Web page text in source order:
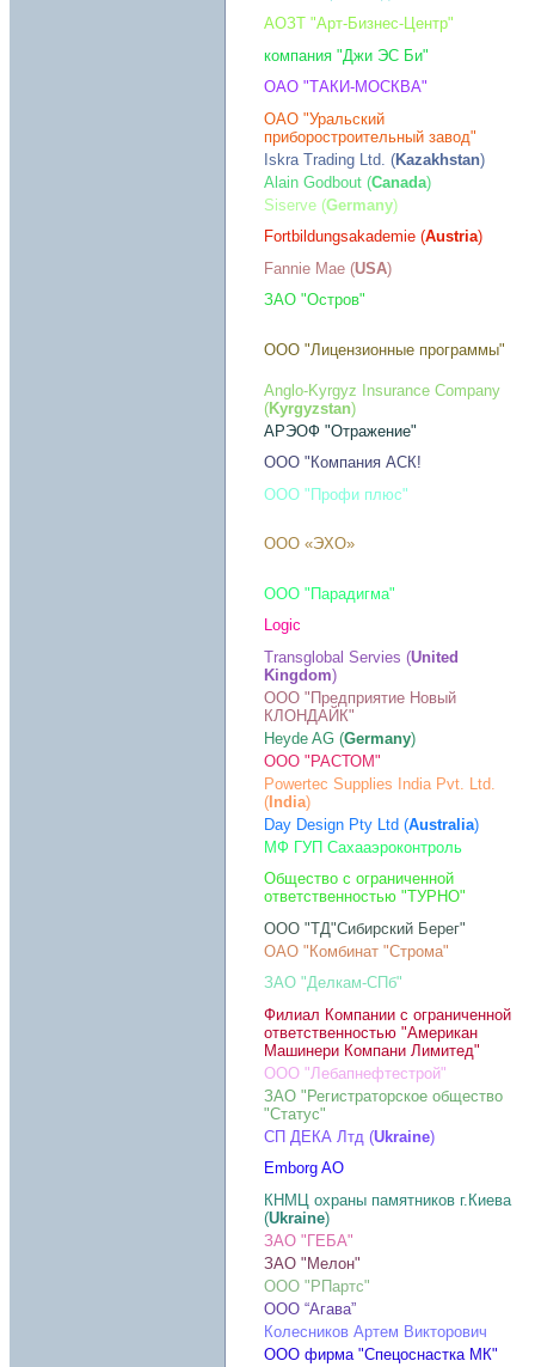
АОЗТ "Арт-Бизнес-Центр"
компания "Джи ЭС Би"
ОАО "ТАКИ-МОСКВА"
ОАО "Уральский
приборостроительный завод"
Iskra Trading Ltd. (Kazakhstan)
Alain Godbout (Canada)
Siserve (Germany)
Fortbildungsakademie (Austria)
Fannie Mae (USA)
ЗАО "Остров"
ООО "Лицензионные программы"
Anglo-Kyrgyz Insurance Company
(Kyrgyzstan)
АРЭОФ "Отражение"
ООО "Компания АСК!
ООО "Профи плюс"
ООО «ЭХО»
ООО "Парадигма"
Logic
Transglobal Servies (United
Kingdom)
ООО "Предприятие Новый
КЛОНДАЙК"
Heyde AG (Germany)
ООО "РАСТОМ"
Powertec Supplies India Pvt. Ltd.
( India)
Day Design Pty Ltd (Australia)
МФ ГУП Сахааэроконтроль
Общество с ограниченной
ответственностью "ТУРНО"
ООО "ТД"Сибирский Берег"
ОАО "Комбинат "Строма"
ЗАО "Делкам-СПб"
Филиал Компании с ограниченной
ответственностью "Американ
Машинери Компани Лимитед"
ООО "Лебапнефтестрой"
ЗАО "Регистраторское общество
"Статус"
СП ДЕКА Лтд (Ukraine)
Emborg AO
КНМЦ охраны памятников г.Киева
(Ukraine)
ЗАО "ГЕБА"
ЗАО "Мелон"
ООО "РПартс"
ООО “Агава”
Колесников Артем Викторович
ООО фирма "Спецоснастка МК"